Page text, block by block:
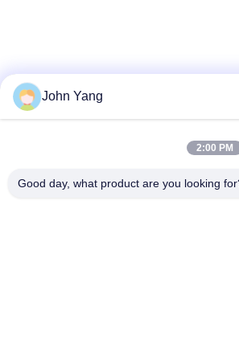
John Yang
2:00 PM
Good day, what product are you looking